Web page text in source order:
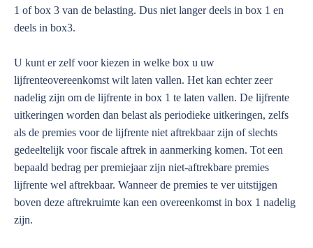
1 of box 3 van de belasting. Dus niet langer deels in box 1 en
deels in box3.
U kunt er zelf voor kiezen in welke box u uw
lijfrenteovereenkomst wilt laten vallen. Het kan echter zeer
nadelig zijn om de lijfrente in box 1 te laten vallen. De lijfrente
uitkeringen worden dan belast als periodieke uitkeringen, zelfs
als de premies voor de lijfrente niet aftrekbaar zijn of slechts
gedeeltelijk voor fiscale aftrek in aanmerking komen. Tot een
bepaald bedrag per premiejaar zijn niet-aftrekbare premies
lijfrente wel aftrekbaar. Wanneer de premies te ver uitstijgen
boven deze aftrekruimte kan een overeenkomst in box 1 nadelig
zijn.